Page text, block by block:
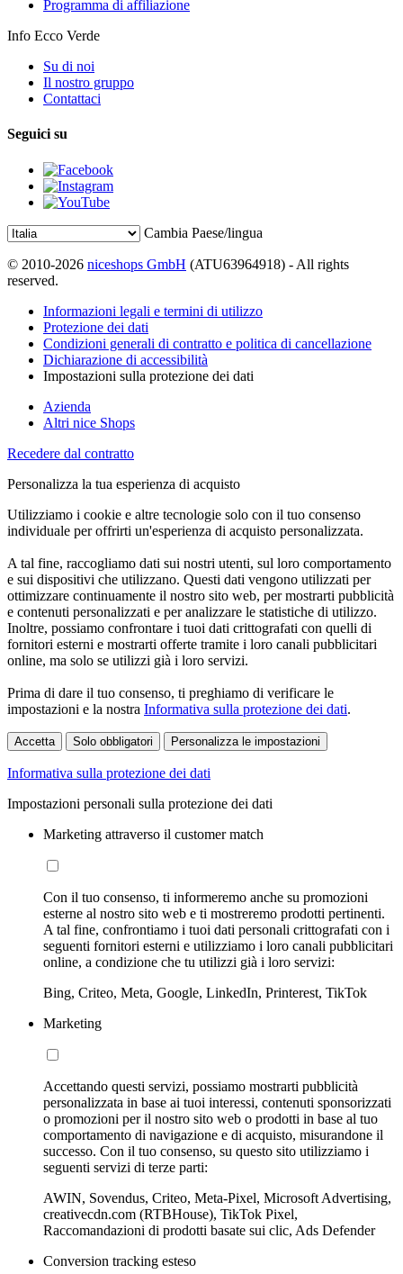
Programma di affiliazione
Info Ecco Verde
Su di noi
Il nostro gruppo
Contattaci
Seguici su
Cambia Paese/lingua
© 2010-2026 niceshops GmbH (ATU63964918) - All rights
reserved.
Informazioni legali e termini di utilizzo
Protezione dei dati
Condizioni generali di contratto e politica di cancellazione
Dichiarazione di accessibilità
Impostazioni sulla protezione dei dati
Azienda
Altri nice Shops
Recedere dal contratto
Personalizza la tua esperienza di acquisto
Utilizziamo i cookie e altre tecnologie solo con il tuo consenso
individuale per offrirti un'esperienza di acquisto personalizzata.
A tal fine, raccogliamo dati sui nostri utenti, sul loro comportamento
e sui dispositivi che utilizzano. Questi dati vengono utilizzati per
ottimizzare continuamente il nostro sito web, per mostrarti pubblicità
e contenuti personalizzati e per analizzare le statistiche di utilizzo.
Inoltre, possiamo confrontare i tuoi dati crittografati con quelli di
fornitori esterni e mostrarti offerte tramite i loro canali pubblicitari
online, ma solo se utilizzi già i loro servizi.
Prima di dare il tuo consenso, ti preghiamo di verificare le
impostazioni e la nostra Informativa sulla protezione dei dati.
Accetta Solo obbligatori Personalizza le impostazioni
Informativa sulla protezione dei dati
Impostazioni personali sulla protezione dei dati
Marketing attraverso il customer match
Con il tuo consenso, ti informeremo anche su promozioni
esterne al nostro sito web e ti mostreremo prodotti pertinenti.
A tal fine, confrontiamo i tuoi dati personali crittografati con i
seguenti fornitori esterni e utilizziamo i loro canali pubblicitari
online, a condizione che tu utilizzi già i loro servizi:
Bing, Criteo, Meta, Google, LinkedIn, Printerest, TikTok
Marketing
Accettando questi servizi, possiamo mostrarti pubblicità
personalizzata in base ai tuoi interessi, contenuti sponsorizzati
o promozioni per il nostro sito web o prodotti in base al tuo
comportamento di navigazione e di acquisto, misurandone il
successo. Con il tuo consenso, su questo sito utilizziamo i
seguenti servizi di terze parti:
AWIN, Sovendus, Criteo, Meta-Pixel, Microsoft Advertising,
creativecdn.com (RTBHouse), TikTok Pixel,
Raccomandazioni di prodotti basate sui clic, Ads Defender
Conversion tracking esteso